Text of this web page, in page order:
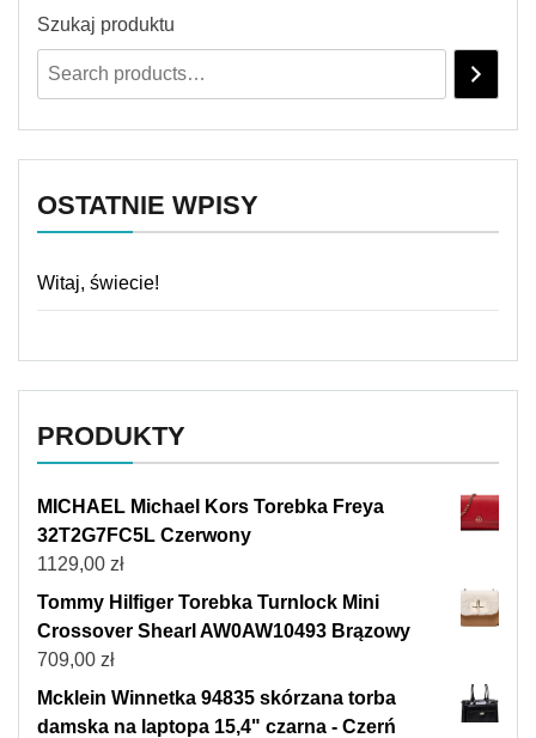
Szukaj produktu
OSTATNIE WPISY
Witaj, świecie!
PRODUKTY
MICHAEL Michael Kors Torebka Freya
32T2G7FC5L Czerwony
1129,00 zł
Tommy Hilfiger Torebka Turnlock Mini
Crossover Shearl AW0AW10493 Brązowy
709,00 zł
Mcklein Winnetka 94835 skórzana torba
damska na laptopa 15,4" czarna - Czerń